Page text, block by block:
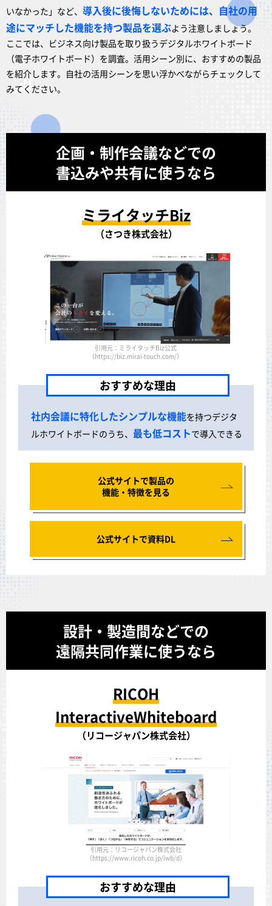
いなかった」など、 導入後に後悔しないためには、自社の用
途にマッチした機能を持つ製品を選ぶよう注意しましょう。
ここでは、ビジネス向け製品を取り扱うデジタルホワイトボード
（電子ホワイトボード）を調査。活用シーン別に、おすすめの製品
を紹介します。自社の活用シーンを思い浮かべながらチェックして
みてください。
企画・制作会議などでの
書込みや共有に使うなら
ミライタッチBiz
（さつき株式会社）
引用元：ミライタッチBiz公式
（https://biz.mirai-touch.com/）
おすすめな理由
社内会議に特化したシンプルな機能を持つデジタ
ルホワイトボードのうち、 最も低コストで導入できる
公式サイトで製品の
機能・特徴を見る
公式サイトで資料DL
設計・製造間などでの
遠隔共同作業に使うなら
RICOH
InteractiveWhiteboard
（リコージャパン株式会社）
引用元：リコージャパン株式会社
（https://www.ricoh.co.jp/iwb/d）
おすすめな理由